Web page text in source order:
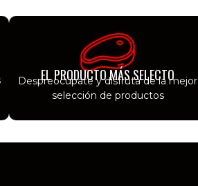
EL PRODUCTO MÁS SELECTO
Despreocúpate y disfruta de la mejor
selección de productos